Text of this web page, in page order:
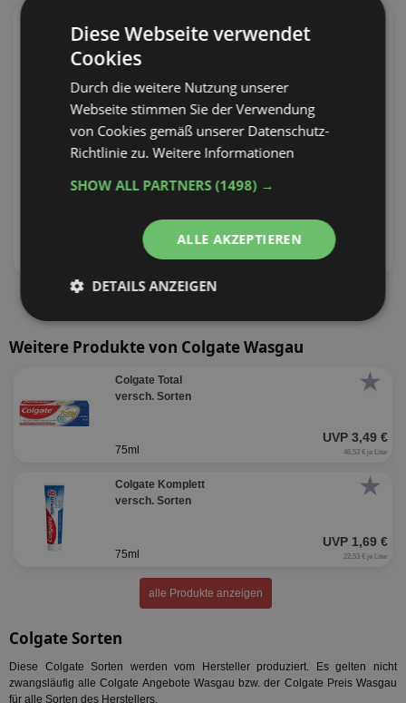
Weitere Produkte von Colgate Wasgau
★
Colgate Total
versch. Sorten
UVP 3,49 €
75ml 46,53 € je Liter
★
Colgate Komplett
versch. Sorten
UVP 1,69 €
75ml 22,53 € je Liter
alle Produkte anzeigen
Colgate Sorten
Diese Colgate Sorten werden vom Hersteller produziert. Es gelten nicht
zwangsläufig alle Colgate Angebote Wasgau bzw. der Colgate Preis Wasgau
für alle Sorten des Herstellers.
Diese Webseite verwendet
Cookies
Durch die weitere Nutzung unserer
Webseite stimmen Sie der Verwendung
von Cookies gemäß unserer Datenschutz-
Richtlinie zu.Weitere Informationen
SHOW ALL PARTNERS(1498) →
ALLE AKZEPTIEREN
DETAILS ANZEIGEN
Unbedingt
erforderlich
Performance
Unklassifizierte
Unbedingt erforderlich
Performance
Targeting
Unbedingt erforderliche Cookies ermöglichen
wesentliche Kernfunktionen der Website wie die
Benutzeranmeldung und die Kontoverwaltung.